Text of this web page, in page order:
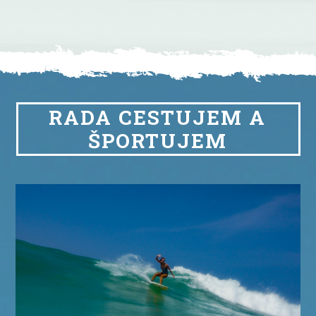
RADA CESTUJEM A
ŠPORTUJEM